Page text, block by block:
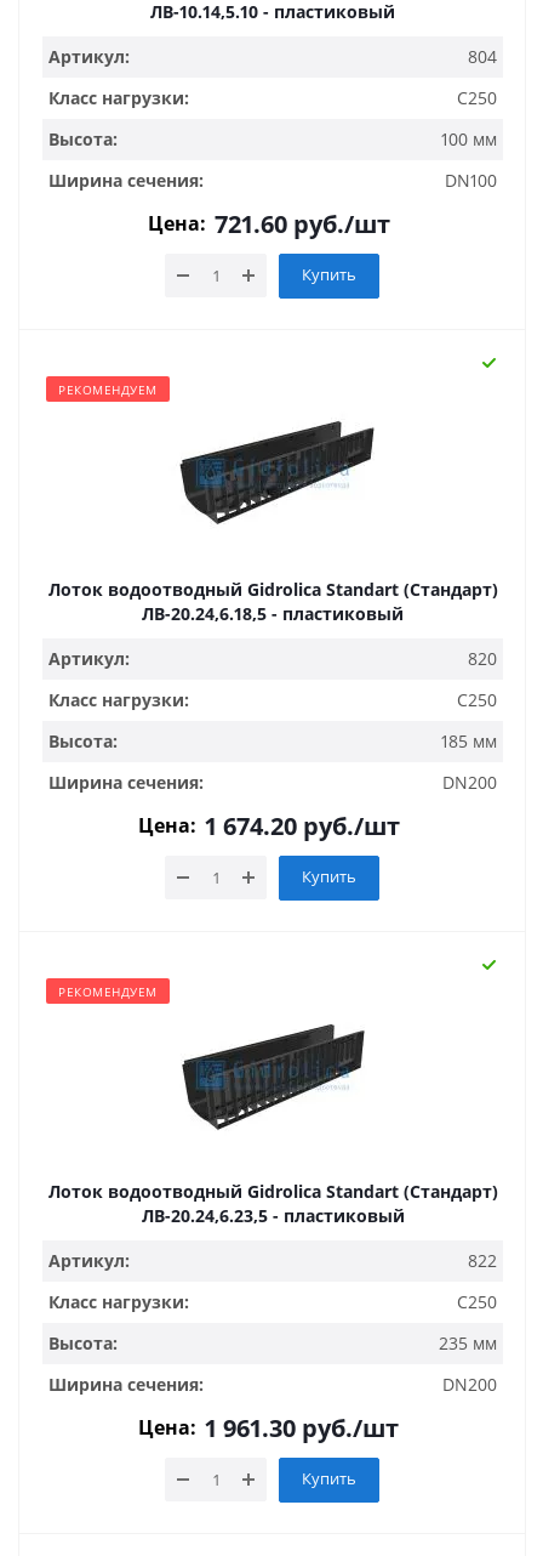
ЛВ-10.14,5.10 - пластиковый
Артикул:
804
Класс нагрузки:
C250
Высота:
100 мм
Ширина сечения:
DN100
Цена: 721.60руб./шт
Купить
РЕКОМЕНДУЕМ
Лоток водоотводный Gidrolica Standart (Стандарт)
ЛВ-20.24,6.18,5 - пластиковый
Артикул:
820
Класс нагрузки:
C250
Высота:
185 мм
Ширина сечения:
DN200
Цена: 1 674.20руб./шт
Купить
РЕКОМЕНДУЕМ
Лоток водоотводный Gidrolica Standart (Стандарт)
ЛВ-20.24,6.23,5 - пластиковый
Артикул:
822
Класс нагрузки:
C250
Высота:
235 мм
Ширина сечения:
DN200
Цена: 1 961.30 руб./шт
Купить